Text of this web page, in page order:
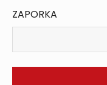
ZAPORKA